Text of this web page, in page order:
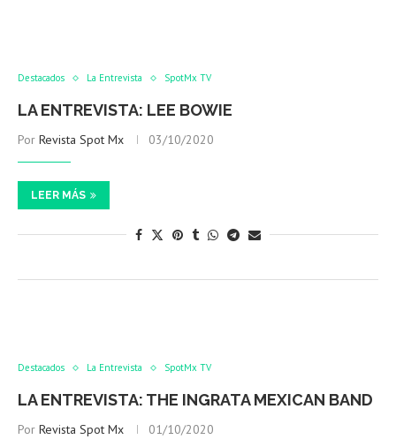
Destacados La Entrevista SpotMx TV
LA ENTREVISTA: LEE BOWIE
Por Revista Spot Mx 03/10/2020
LEER MÁS
Destacados La Entrevista SpotMx TV
LA ENTREVISTA: THE INGRATA MEXICAN BAND
Por Revista Spot Mx 01/10/2020